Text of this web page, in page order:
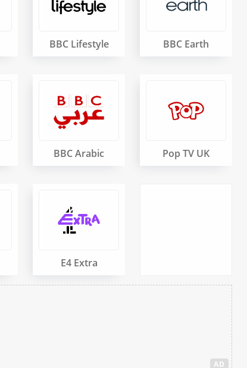
BBC Lifestyle BBC Earth
BBC Arabic Pop TV UK
E4 Extra
AD